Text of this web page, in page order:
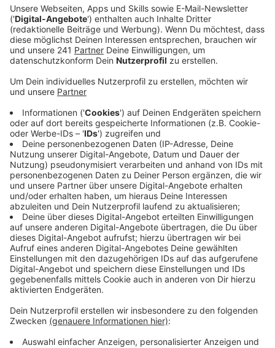
Veröffentlicht:Donnerstag, 07.12.2023 06:27
Anzeige
Schluss mit undiszipliniertem Verhalten in den
Sitzungen – das wünschen sich zum Beispiel die
Leverkusener Grünen und die CDU. Geldstrafen für
lautstarke Pöbeleien könnten da ein Schritt in die
richtige Richtung sein. Die gibt es jetzt bald auch im
Landtag in Düsseldorf. Unsere Stadt sieht da
allerdings keine Dringlichkeit. Es gibt bereits laut
Geschäftsordnung die Möglichkeit, Ratsmitglieder
nach Fehlverhalten der Sitzung zu verweisen,
Geldstrafen seien nicht nötig, so die Stadt. Parteien
wie Opladen Plus geben auch zu bedenken, dass man
diese Geldstrafen nicht für die wiederholten Anträge
auf anonyme Abstimmungen oder das häufige
denn das sei das eigentliche Problem in den Sitzungen.
Anzeige